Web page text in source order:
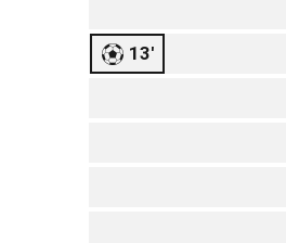
13'